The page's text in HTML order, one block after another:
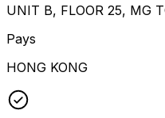
UNIT B, FLOOR 25, MG
Pays
HONG KONG